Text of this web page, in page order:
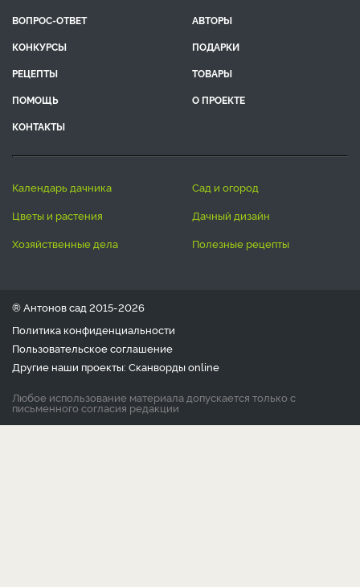
ВОПРОС-ОТВЕТ
АВТОРЫ
КОНКУРСЫ
ПОДАРКИ
РЕЦЕПТЫ
ТОВАРЫ
ПОМОЩЬ
О ПРОЕКТЕ
КОНТАКТЫ
календарь дачника
сад и огород
цветы и растения
дачный дизайн
хозяйственные дела
полезные рецепты
® Антонов сад 2015-2026
Политика конфиденциальности
Пользовательское соглашение
Другие наши проекты: Сканвордыonline
Любое использование материала допускается только с
письменного согласия редакции